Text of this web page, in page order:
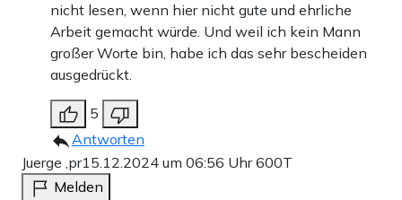
nicht lesen, wenn hier nicht gute und ehrliche
Arbeit gemacht würde. Und weil ich kein Mann
großer Worte bin, habe ich das sehr bescheiden
ausgedrückt.
5
Antworten
Juerge ,pr15.12.2024 um 06:56 Uhr600T
Melden